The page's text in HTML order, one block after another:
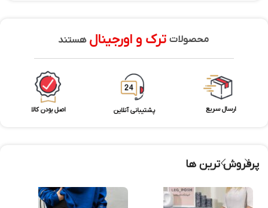
محصولات ترک و اورجینال هستند
ارسال سریع پشتیبانی آنلاین اصل بودن کالا
پرفروش ترین ها